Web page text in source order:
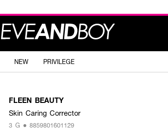
NEW PRIVILEGE
FLEEN BEAUTY
Skin Caring Corrector
3 G • 8859801601129